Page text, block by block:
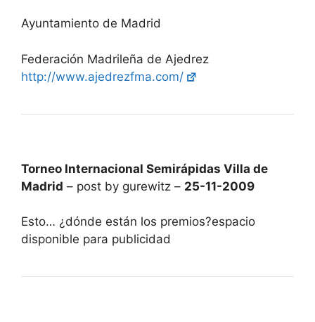
Ayuntamiento de Madrid
Federación Madrileña de Ajedrez
http://www.ajedrezfma.com/
Torneo Internacional Semirápidas Villa de
Madrid – post by gurewitz – 25-11-2009
Esto… ¿dónde están los premios?espacio
disponible para publicidad